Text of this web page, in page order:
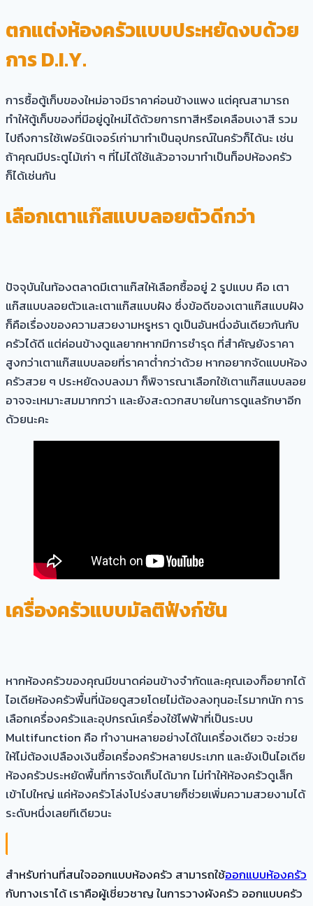
ตกแต่งห้องครัวแบบประหยัดงบด้วย
การ D.I.Y.
การซื้อตู้เก็บของใหม่อาจมีราคาค่อนข้างแพง แต่คุณสามารถ
ทำให้ตู้เก็บของที่มีอยู่ดูใหม่ได้ด้วยการทาสีหรือเคลือบเงาสี รวม
ไปถึงการใช้เฟอร์นิเจอร์เก่ามาทำเป็นอุปกรณ์ในครัวก็ได้นะ เช่น
ถ้าคุณมีประตูไม้เก่า ๆ ที่ไม่ได้ใช้แล้วอาจมาทำเป็นท็อปห้องครัว
ก็ได้เช่นกัน
เลือกเตาแก๊สแบบลอยตัวดีกว่า
ปัจจุบันในท้องตลาดมีเตาแก๊สให้เลือกซื้ออยู่ 2 รูปแบบ คือ เตา
แก๊สแบบลอยตัวและเตาแก๊สแบบฝัง ซึ่งข้อดีของเตาแก๊สแบบฝัง
ก็คือเรื่องของความสวยงามหรูหรา ดูเป็นอันหนึ่งอันเดียวกันกับ
ครัวได้ดี แต่ค่อนข้างดูแลยากหากมีการชำรุด ที่สำคัญยังราคา
สูงกว่าเตาแก๊สแบบลอยที่ราคาต่ำกว่าด้วย หากอยากจัดแบบห้อง
ครัวสวย ๆ ประหยัดงบลงมา ก็พิจารณาเลือกใช้เตาแก๊สแบบลอย
อาจจะเหมาะสมมากกว่า และยังสะดวกสบายในการดูแลรักษาอีก
ด้วยนะคะ
เครื่องครัวแบบมัลติฟังก์ชัน
หากห้องครัวของคุณมีขนาดค่อนข้างจำกัดและคุณเองก็อยากได้
ไอเดียห้องครัวพื้นที่น้อยดูสวยโดยไม่ต้องลงทุนอะไรมากนัก การ
เลือกเครื่องครัวและอุปกรณ์เครื่องใช้ไฟฟ้าที่เป็นระบบ
Multifunction คือ ทำงานหลายอย่างได้ในเครื่องเดียว จะช่วย
ให้ไม่ต้องเปลืองเงินซื้อเครื่องครัวหลายประเภท และยังเป็นไอเดีย
ห้องครัวประหยัดพื้นที่การจัดเก็บได้มาก ไม่ทำให้ห้องครัวดูเล็ก
เข้าไปใหญ่ แค่ห้องครัวโล่งโปร่งสบายก็ช่วยเพิ่มความสวยงามได้
ระดับหนึ่งเลยทีเดียวนะ
สำหรับท่านที่สนใจออกแบบห้องครัว สามารถใช้ออกแบบห้องครัว
กับทางเราได้ เราคือผู้เชี่ยวชาญ ในการวางผังครัว ออกแบบครัว